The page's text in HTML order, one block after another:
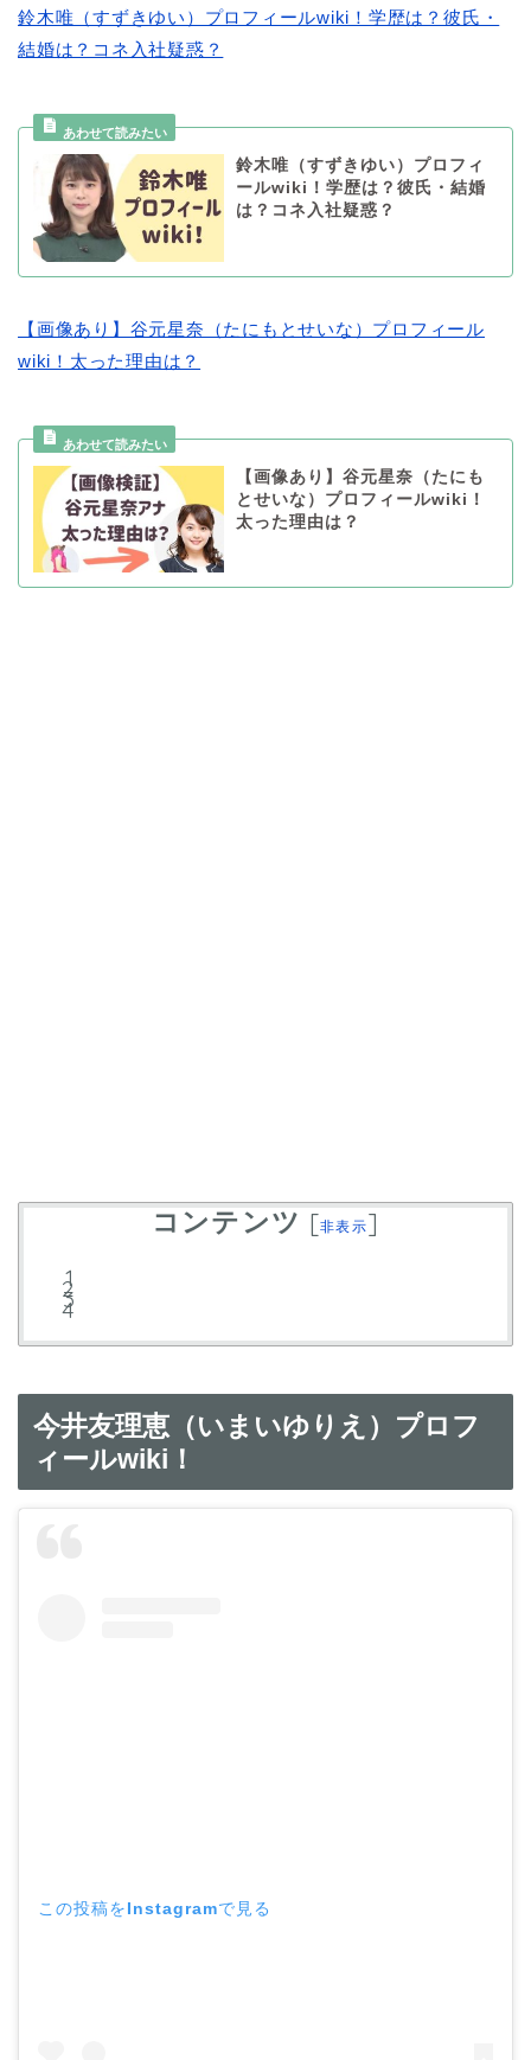
鈴木唯（すずきゆい）プロフィールwiki！学歴は？彼氏・
結婚は？コネ入社疑惑？
鈴木唯（すずきゆい）プロフィ
ールwiki！学歴は？彼氏・結婚
は？コネ入社疑惑？
【画像あり】谷元星奈（たにもとせいな）プロフィール
wiki！太った理由は？
【画像あり】谷元星奈（たにも
とせいな）プロフィールwiki！
太った理由は？
コンテンツ [非表示]
今井友理恵（いまいゆりえ）プロフ
ィールwiki！
この投稿をInstagramで見る